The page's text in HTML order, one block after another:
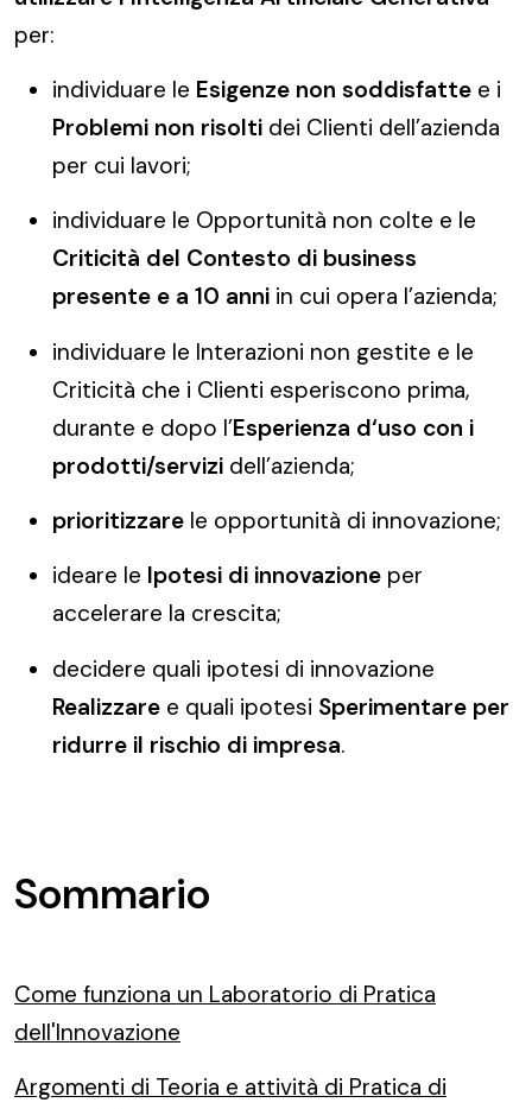
per:
individuare le Esigenze non soddisfatte e i
Problemi non risolti dei Clienti dell’azienda
per cui lavori;
individuare le Opportunità non colte e le
Criticità del Contesto di business
presente e a 10 anni in cui opera l’azienda;
individuare le Interazioni non gestite e le
Criticità che i Clienti esperiscono prima,
durante e dopo l’Esperienza d‘uso con i
prodotti/servizi dell’azienda;
prioritizzare le opportunità di innovazione;
ideare le Ipotesi di innovazione per
accelerare la crescita;
decidere quali ipotesi di innovazione
Realizzare e quali ipotesi Sperimentare per
ridurre il rischio di impresa.
Sommario
Come funziona un Laboratorio di Pratica
dell'Innovazione
Argomenti di Teoria e attività di Pratica di